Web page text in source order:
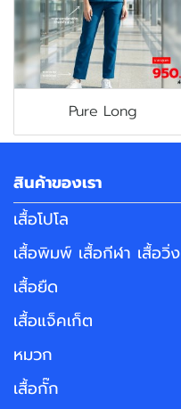
Pure Long
สินค้าของเรา
เสื้อโปโล
เสื้อพิมพ์ เสื้อกีฬา เสื้อวิ่ง
เสื้อยืด
เสื้อแจ็คเก็ต
หมวก
เสื้อกั๊ก